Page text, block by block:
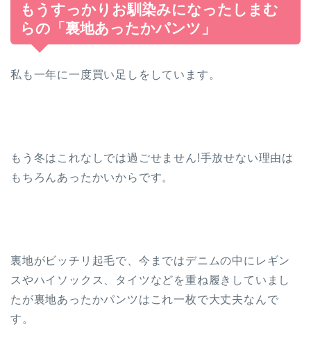
もうすっかりお馴染みになったしまむ
らの「裏地あったかパンツ」
私も一年に一度買い足しをしています。
もう冬はこれなしでは過ごせません!手放せない理由は
もちろんあったかいからです。
裏地がビッチリ起毛で、今まではデニムの中にレギン
スやハイソックス、タイツなどを重ね履きしていまし
たが裏地あったかパンツはこれ一枚で大丈夫なんで
す。